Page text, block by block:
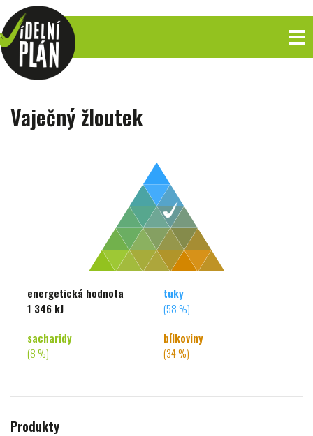
Vaječný žloutek
energetická hodnota
1 346 kJ
tuky
(58 %)
sacharidy
(8 %)
bílkoviny
(34 %)
Produkty